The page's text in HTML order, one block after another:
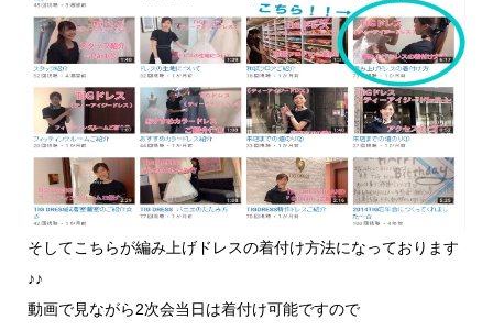
そしてこちらが編み上げドレスの着付け方法になっております
♪♪
動画で見ながら2次会当日は着付け可能ですので